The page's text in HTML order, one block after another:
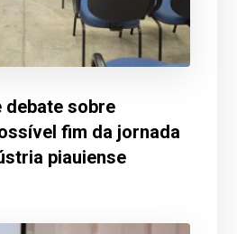
debate sobre
fim da jornada
piauiense